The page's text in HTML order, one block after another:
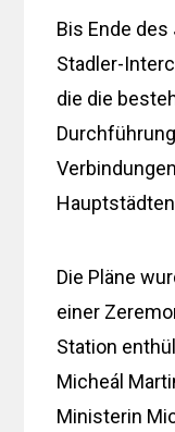
Bis Ende
Stadler-
die die
Die Pläne
einer
Station
Micheál
Ministerin